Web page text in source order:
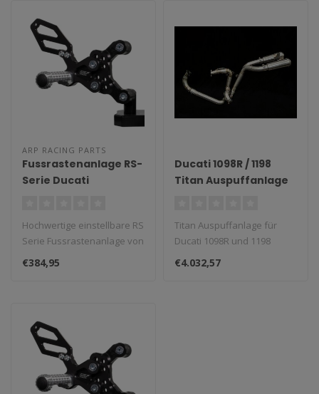
ARP RACING PARTS
Fussrastenanlage RS-
Serie Ducati
Hochwertige einstellbare RS
Serie Fussrastenanlage von
ARP Racing Parts. CNC gef..
€384,95
Ducati 1098R / 1198
Titan Auspuffanlage
Titan Auspuffanlage für
Ducati 1098R und 1198
(2007–2011).
€4.032,57